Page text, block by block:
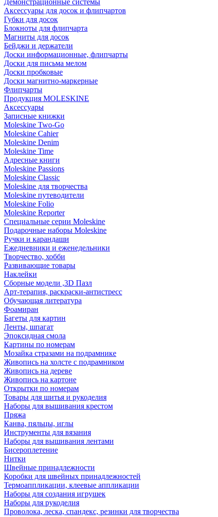
Демонстрационные системы
Аксессуары для досок и флипчартов
Губки для досок
Блокноты для флипчарта
Магниты для досок
Бейджи и держатели
Доски информационные, флипчарты
Доски для письма мелом
Доски пробковые
Доски магнитно-маркерные
Флипчарты
Продукция MOLESKINE
Аксессуары
Записные книжки
Moleskine Two-Go
Moleskine Cahier
Moleskine Denim
Moleskine Time
Адресные книги
Moleskine Passions
Moleskine Classic
Moleskine для творчества
Moleskine путеводители
Moleskine Folio
Moleskine Reporter
Специальные серии Moleskine
Подарочные наборы Moleskine
Ручки и карандаши
Ежедневники и еженедельники
Творчество, хобби
Развивающие товары
Наклейки
Сборные модели ,3D Пазл
Арт-терапия, раскраски-антистресс
Обучающая литература
Фоамиран
Багеты для картин
Ленты, шпагат
Эпоксидная смола
Картины по номерам
Мозайка стразами на подрамнике
Живопись на холсте с подрамником
Живопись на дереве
Живопись на картоне
Открытки по номерам
Товары для шитья и рукоделия
Наборы для вышивания крестом
Пряжа
Канва, пяльцы, иглы
Инструменты для вязания
Наборы для вышивания лентами
Бисероплетение
Нитки
Швейные принадлежности
Коробки для швейных принадлежностей
Термоаппликации, клеевые аппликации
Наборы для создания игрушек
Наборы для рукоделия
Проволока, леска, спандекс, резинки для творчества